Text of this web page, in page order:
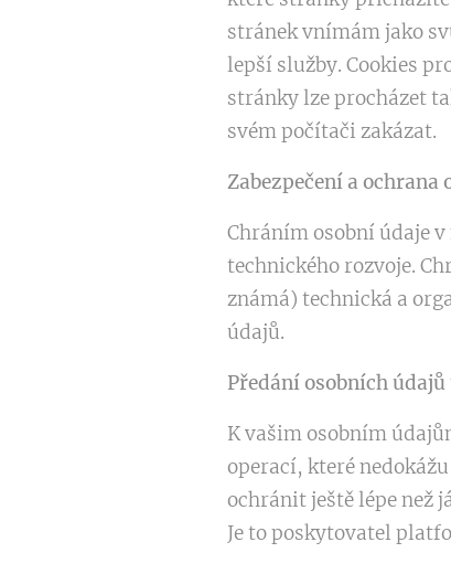
stránek vnímám jako
lepší služby. Cookies
stránky lze procházet
svém počítači zakázat.
Zabezpečení a ochrana
Chráním osobní údaje
technického rozvoje.
známá) technická a
údajů.
Předání osobních
K vašim osobním
operací, které
ochránit ještě lépe než
Je to poskytovatel